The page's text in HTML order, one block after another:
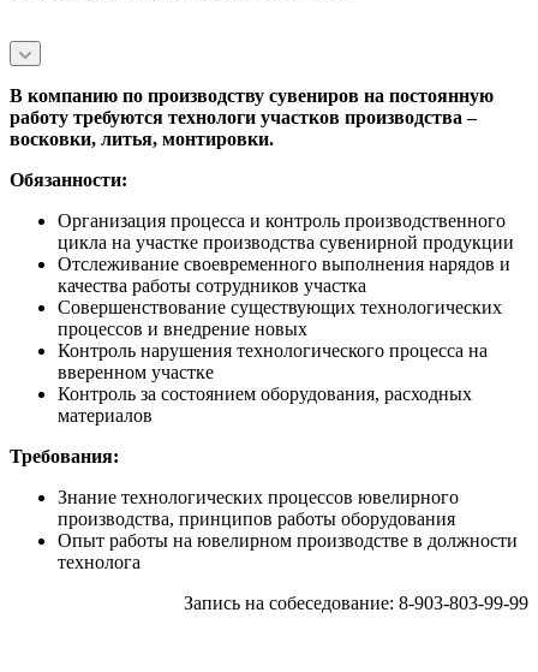
В компанию по производству сувениров на постоянную
работу требуются технологи участков производства –
восковки, литья, монтировки.
Обязанности:
Организация процесса и контроль производственного
цикла на участке производства сувенирной продукции
Отслеживание своевременного выполнения нарядов и
качества работы сотрудников участка
Совершенствование существующих технологических
процессов и внедрение новых
Контроль нарушения технологического процесса на
вверенном участке
Контроль за состоянием оборудования, расходных
материалов
Требования:
Знание технологических процессов ювелирного
производства, принципов работы оборудования
Опыт работы на ювелирном производстве в должности
технолога
Запись на собеседование: 8-903-803-99-99